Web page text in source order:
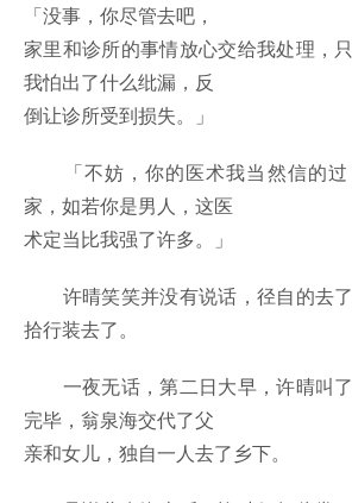
「没事，你尽管去吧，
家里和诊所的事情放心交给我处理，
我怕出了什么纰漏，反
倒让诊所受到损失。」
「不妨，你的医术我当然信的过
家，如若你是男人，这医
术定当比我强了许多。」
许晴笑笑并没有说话，径自的去
拾行装去了。
一夜无话，第二日大早，许晴叫
完毕，翁泉海交代了父
亲和女儿，独自一人去了乡下。